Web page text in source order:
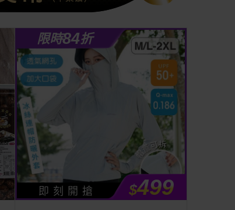
限時84折
即 刻 開 搶 $499